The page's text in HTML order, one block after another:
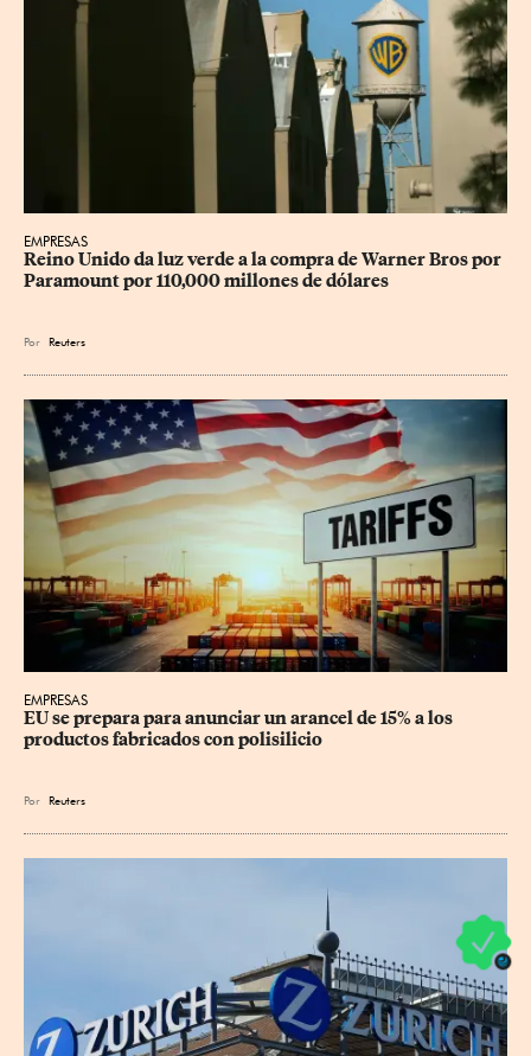
EMPRESAS
Reino Unido da luz verde a la compra de Warner Bros por
Paramount por 110,000 millones de dólares
Por Reuters
EMPRESAS
EU se prepara para anunciar un arancel de 15% a los
productos fabricados con polisilicio
Por Reuters